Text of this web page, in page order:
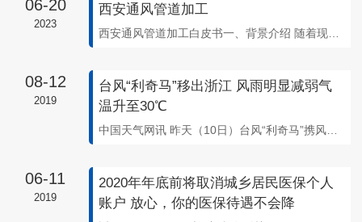
06-20
2023
西安通风管道加工
西安通风管道加工白皮书一、背景介绍 随着现代建筑技术的发展，通风系统在建筑工程中越来越重要。通风管道作为通风系统的关键部件，其质量和性能直接影响着整个系统的效果。随着中国经济和城市化的快速发展，西安市的建筑数量和规模也在不断增加，对于通风管道的需求也越来越高。因此，通风管道加工行业的发展变得十分重要。二、市场现状 目前
08-12
2019
台风“利奇马”移出浙江 风雨明显减弱气
温升至30℃
中国天气网讯 昨天（10日）台风“利奇马”携风雨侵袭浙江，随着“利奇马”离开，**浙江风雨减弱，气温回升，全省.高温将升至30℃以上，部分地区将超过35℃。受台风“利奇马”影响，杭州大树被连根拔起。
06-11
2019
2020年年底前将取消城乡居民医保个人
账户 放心，你的医保待遇不会降